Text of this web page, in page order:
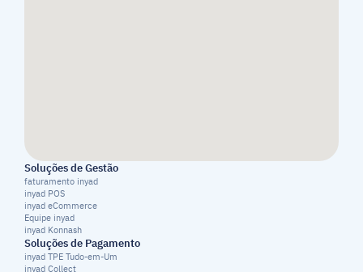
Soluções de Gestão
faturamento inyad
inyad POS
inyad eCommerce
Equipe inyad
inyad Konnash
Soluções de Pagamento
inyad TPE Tudo-em-Um
inyad Collect